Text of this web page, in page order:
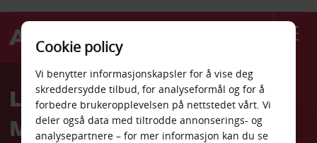
Welcome
AvisLeiebil Chase Bank Avis
Milwaukee WI
Cookie policy
Vi benytter informasjonskapsler for å vise deg
skreddersydde tilbud, for analyseformål og for å
forbedre brukeropplevelsen på nettstedet vårt. Vi
deler også data med tiltrodde annonserings- og
analysepartnere – for mer informasjon kan du se